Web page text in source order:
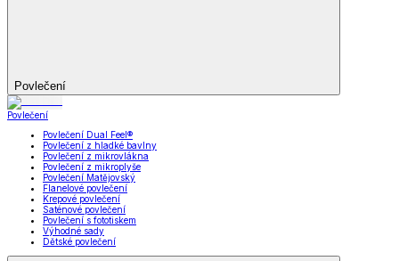
Povlečení
Povlečení
Povlečení Dual Feel®
Povlečení z hladké bavlny
Povlečení z mikrovlákna
Povlečení z mikroplyše
Povlečení Matějovský
Flanelové povlečení
Krepové povlečení
Saténové povlečení
Povlečení s fototiskem
Výhodné sady
Dětské povlečení